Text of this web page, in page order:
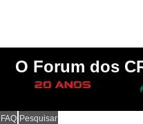
O Forum dos
FAQ Pesquisar